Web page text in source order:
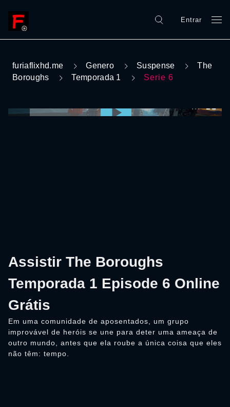
Entrar
furiaflixhd.me Genero Suspense
The
Boroughs
Temporada 1 Serie 6
Assistir The Boroughs
Temporada 1 Episode 6 Online
Grátis
Em uma comunidade de aposentados, um grupo
improvável de heróis se une para deter uma ameaça de
outro mundo, antes que ela roube a única coisa que eles
não têm: tempo.